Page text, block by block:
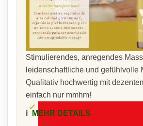
Stimulierendes, anregendes
leidenschaftliche und gefühlvolle
Qualitativ hochwertig mit
einfach nur mmhm!
ℹ️ MEHR DETAILS